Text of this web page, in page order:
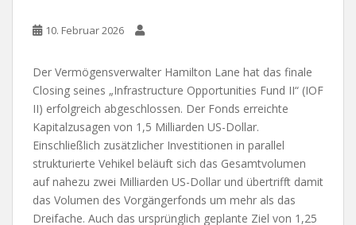
10. Februar 2026
Der Vermögensverwalter Hamilton Lane hat das finale
Closing seines „Infrastructure Opportunities Fund II“ (IOF
II) erfolgreich abgeschlossen. Der Fonds erreichte
Kapitalzusagen von 1,5 Milliarden US-Dollar.
Einschließlich zusätzlicher Investitionen in parallel
strukturierte Vehikel beläuft sich das Gesamtvolumen
auf nahezu zwei Milliarden US-Dollar und übertrifft damit
das Volumen des Vorgängerfonds um mehr als das
Dreifache. Auch das ursprünglich geplante Ziel von 1,25